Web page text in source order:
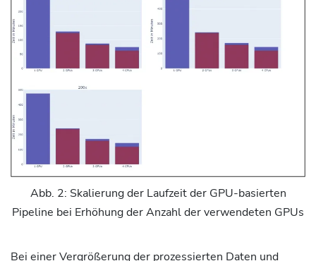
Abb. 2: Skalierung der Laufzeit der GPU-basierten
Pipeline bei Erhöhung der Anzahl der verwendeten GPUs
Bei einer Vergrößerung der prozessierten Daten und